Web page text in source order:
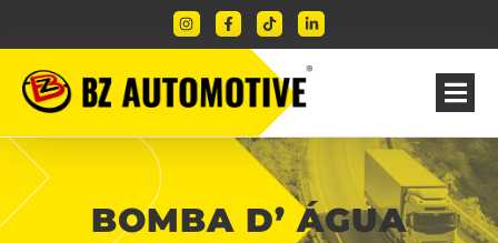
BOMBA D’ ÁGUA